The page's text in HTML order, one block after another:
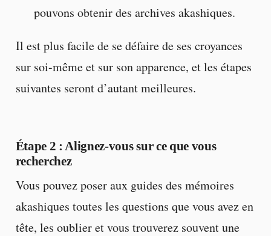
pouvons obtenir des archives akashiques.
Il est plus facile de se défaire de ses croyances
sur soi-même et sur son apparence, et les étapes
suivantes seront d’autant meilleures.
Étape 2 : Alignez-vous sur ce que vous
recherchez
Vous pouvez poser aux guides des mémoires
akashiques toutes les questions que vous avez en
tête, les oublier et vous trouverez souvent une